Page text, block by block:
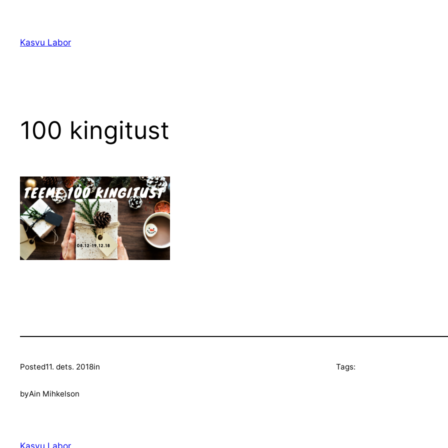
juurdeKasvu Labor
100 kingitust
Posted11. dets. 2018in
byAin Mihkelson
Tags:
Kasvu Labor